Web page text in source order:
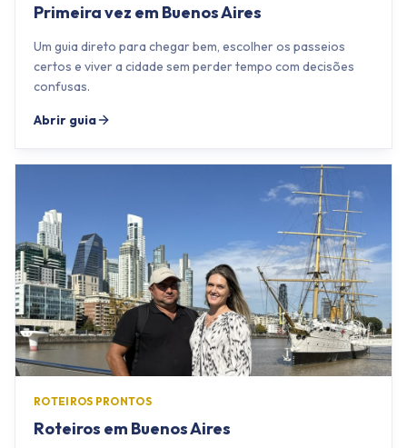
Primeira vez em Buenos Aires
Um guia direto para chegar bem, escolher os passeios
certos e viver a cidade sem perder tempo com decisões
confusas.
Abrir guia
ROTEIROS PRONTOS
Roteiros em Buenos Aires